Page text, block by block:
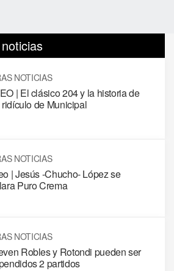
NOTICIAS
| El clásico 204 y la historia de
ridículo de Municipal
NOTICIAS
| Jesús -Chucho- López se
Puro Crema
NOTICIAS
Robles y Rotondi pueden ser
2 partidos